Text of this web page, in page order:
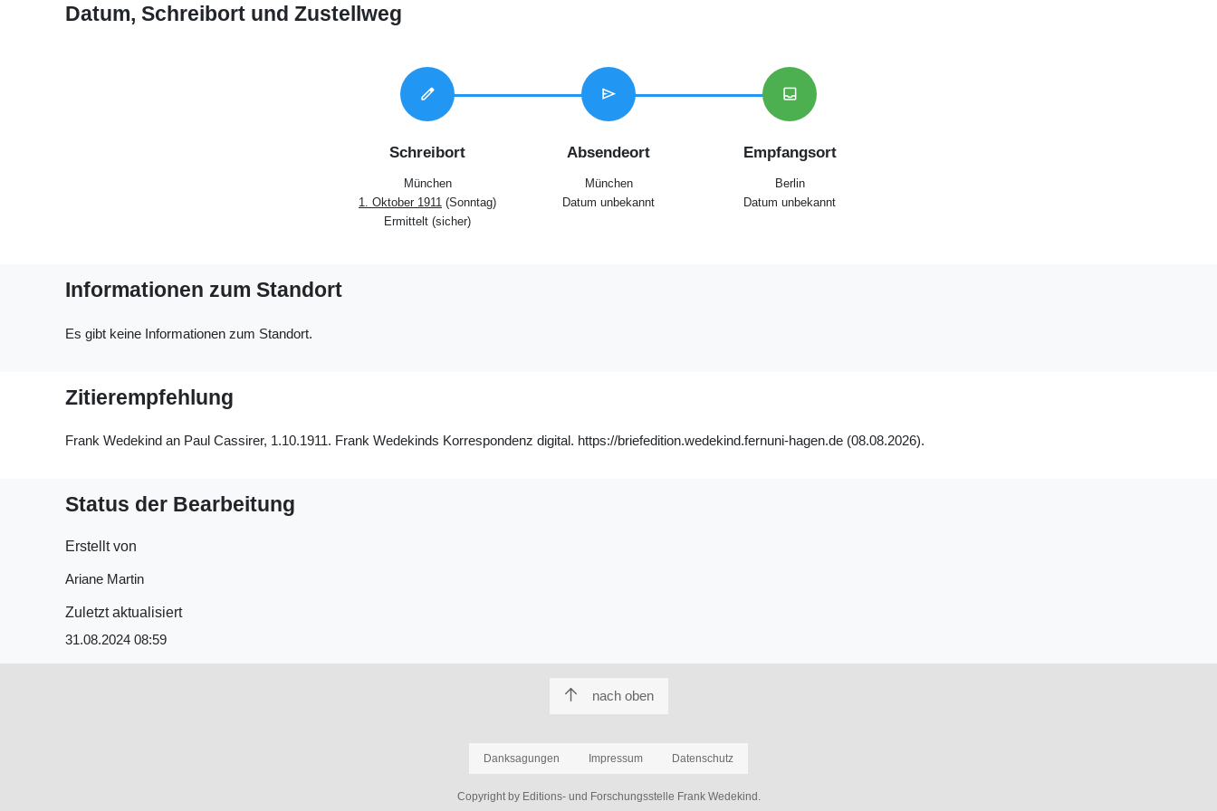
Datum, Schreibort und Zustellweg
edit
Schreibort
München
1. Oktober 1911 (Sonntag)
Ermittelt (sicher)
send
Absendeort
München
Datum unbekannt
inbox
Empfangsort
Berlin
Datum unbekannt
Informationen zum Standort
Es gibt keine Informationen zum Standort.
Zitierempfehlung
Frank Wedekind an Paul Cassirer, 1.10.1911. Frank Wedekinds Korrespondenz digital. https://briefedition.wedekind.fernuni-hagen.de (08.08.2026).
Status der Bearbeitung
Erstellt von
Ariane Martin
Zuletzt aktualisiert
31.08.2024 08:59
nach oben
Danksagungen Impressum Datenschutz
Copyright by Editions- und Forschungsstelle Frank Wedekind.